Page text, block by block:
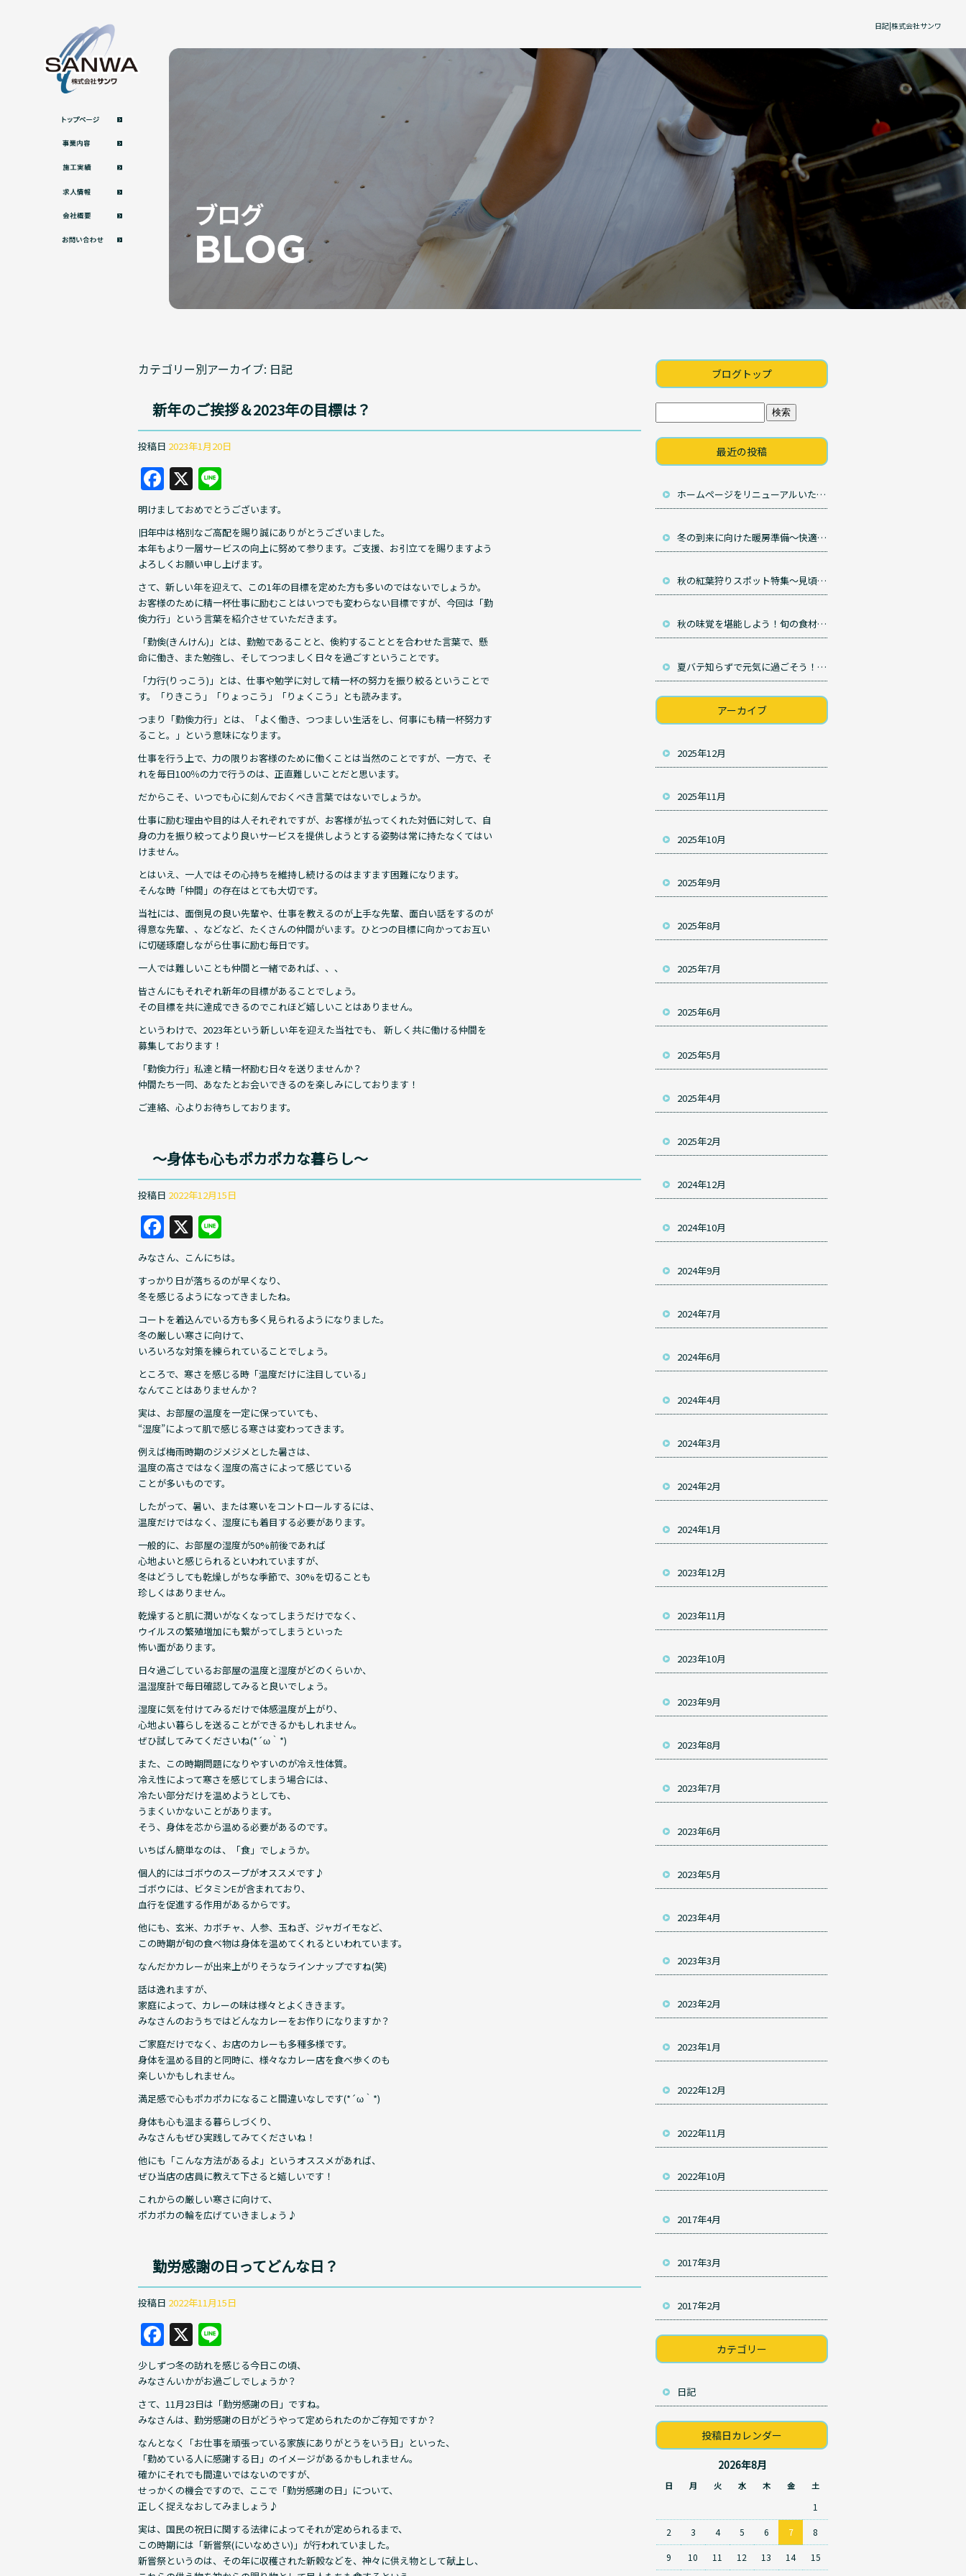
日記|株式会社サンワ
カテゴリー別アーカイブ: 日記
新年のご挨拶＆2023年の目標は？
投稿日 2023年1月20日
F
a
c
e
b
o
o
k
X
n
e
明けましておめでとうございます。
旧年中は格別なご高配を賜り誠にありがとうございました。
本年もより一層サービスの向上に努めて参ります。ご支援、お引立てを賜りますよう
よろしくお願い申し上げます。
さて、新しい年を迎えて、この1年の目標を定めた方も多いのではないでしょうか。
お客様のために精一杯仕事に励むことはいつでも変わらない目標ですが、今回は「勤
倹力行」という言葉を紹介させていただきます。
「勤倹(きんけん)」とは、勤勉であることと、倹約することとを合わせた言葉で、懸
命に働き、また勉強し、そしてつつましく日々を過ごすということです。
「力行(りっこう)」とは、仕事や勉学に対して精一杯の努力を振り絞るということで
す。「りきこう」「りょっこう」「りょくこう」とも読みます。
つまり「勤倹力行」とは、「よく働き、つつましい生活をし、何事にも精一杯努力す
ること。」という意味になります。
仕事を行う上で、力の限りお客様のために働くことは当然のことですが、一方で、そ
れを毎日100％の力で行うのは、正直難しいことだと思います。
だからこそ、いつでも心に刻んでおくべき言葉ではないでしょうか。
仕事に励む理由や目的は人それぞれですが、お客様が払ってくれた対価に対して、自
身の力を振り絞ってより良いサービスを提供しようとする姿勢は常に持たなくてはい
けません。
とはいえ、一人ではその心持ちを維持し続けるのはますます困難になります。
そんな時「仲間」の存在はとても大切です。
当社には、面倒見の良い先輩や、仕事を教えるのが上手な先輩、面白い話をするのが
得意な先輩、、などなど、たくさんの仲間がいます。ひとつの目標に向かってお互い
に切磋琢磨しながら仕事に励む毎日です。
一人では難しいことも仲間と一緒であれば、、、
皆さんにもそれぞれ新年の目標があることでしょう。
その目標を共に達成できるのでこれほど嬉しいことはありません。
というわけで、2023年という新しい年を迎えた当社でも、 新しく共に働ける仲間を
募集しております！
「勤倹力行」私達と精一杯励む日々を送りませんか？
仲間たち一同、あなたとお会いできるのを楽しみにしております！
ご連絡、心よりお待ちしております。
〜身体も心もポカポカな暮らし〜
投稿日 2022年12月15日
F
a
c
e
b
o
o
k
X
n
e
みなさん、こんにちは。
すっかり日が落ちるのが早くなり、
冬を感じるようになってきましたね。
コートを着込んでいる方も多く見られるようになりました。
冬の厳しい寒さに向けて、
いろいろな対策を練られていることでしょう。
ところで、寒さを感じる時「温度だけに注目している」
なんてことはありませんか？
実は、お部屋の温度を一定に保っていても、
“湿度”によって肌で感じる寒さは変わってきます。
例えば梅雨時期のジメジメとした暑さは、
温度の高さではなく湿度の高さによって感じている
ことが多いものです。
したがって、暑い、または寒いをコントロールするには、
温度だけではなく、湿度にも着目する必要があります。
一般的に、お部屋の湿度が50%前後であれば
心地よいと感じられるといわれていますが、
冬はどうしても乾燥しがちな季節で、30%を切ることも
珍しくはありません。
乾燥すると肌に潤いがなくなってしまうだけでなく、
ウイルスの繁殖増加にも繋がってしまうといった
怖い面があります。
日々過ごしているお部屋の温度と湿度がどのくらいか、
温湿度計で毎日確認してみると良いでしょう。
湿度に気を付けてみるだけで体感温度が上がり、
心地よい暮らしを送ることができるかもしれません。
ぜひ試してみてくださいね(*´ω｀*)
また、この時期問題になりやすいのが冷え性体質。
冷え性によって寒さを感じてしまう場合には、
冷たい部分だけを温めようとしても、
うまくいかないことがあります。
そう、身体を芯から温める必要があるのです。
いちばん簡単なのは、「食」でしょうか。
個人的にはゴボウのスープがオススメです♪
ゴボウには、ビタミンEが含まれており、
血行を促進する作用があるからです。
他にも、玄米、カボチャ、人参、玉ねぎ、ジャガイモなど、
この時期が旬の食べ物は身体を温めてくれるといわれています。
なんだかカレーが出来上がりそうなラインナップですね(笑)
話は逸れますが、
家庭によって、カレーの味は様々とよくききます。
みなさんのおうちではどんなカレーをお作りになりますか？
ご家庭だけでなく、お店のカレーも多種多様です。
身体を温める目的と同時に、様々なカレー店を食べ歩くのも
楽しいかもしれません。
満足感で心もポカポカになること間違いなしです(*´ω｀*)
身体も心も温まる暮らしづくり、
みなさんもぜひ実践してみてくださいね！
他にも「こんな方法があるよ」というオススメがあれば、
ぜひ当店の店員に教えて下さると嬉しいです！
これからの厳しい寒さに向けて、
ポカポカの輪を広げていきましょう♪
勤労感謝の日ってどんな日？
投稿日 2022年11月15日
F
a
c
e
b
o
o
k
X
n
e
少しずつ冬の訪れを感じる今日この頃、
みなさんいかがお過ごしでしょうか？
さて、11月23日は「勤労感謝の日」ですね。
みなさんは、勤労感謝の日がどうやって定められたのかご存知ですか？
なんとなく「お仕事を頑張っている家族にありがとうをいう日」といった、
「勤めている人に感謝する日」のイメージがあるかもしれません。
確かにそれでも間違いではないのですが、
せっかくの機会ですので、ここで「勤労感謝の日」について、
正しく捉えなおしてみましょう♪
実は、国民の祝日に関する法律によってそれが定められるまで、
この時期には「新嘗祭(にいなめさい)」が行われていました。
新嘗祭というのは、その年に収穫された新穀などを、神々に供え物として献上し、
ブログトップ
最近の投稿
ホームページをリニューアルいたしました。
冬の到来に向けた暖房準備～快適と省エネを両立させる～
秋の紅葉狩りスポット特集～見頃を狙って訪問しよう～
秋の味覚を堪能しよう！旬の食材で作る簡単レシピ
夏バテ知らずで元気に過ごそう！暑さに負けない体作りのコツ
アーカイブ
2025年12月
2025年11月
2025年10月
2025年9月
2025年8月
2025年7月
2025年6月
2025年5月
2025年4月
2025年2月
2024年12月
2024年10月
2024年9月
2024年7月
2024年6月
2024年4月
2024年3月
2024年2月
2024年1月
2023年12月
2023年11月
2023年10月
2023年9月
2023年8月
2023年7月
2023年6月
2023年5月
2023年4月
2023年3月
2023年2月
2023年1月
2022年12月
2022年11月
2022年10月
2017年4月
2017年3月
2017年2月
カテゴリー
日記
投稿日カレンダー
2026年8月
日 月 火 水 木 金 土
1
2 3 4 5 6 7 8
9 10 11 12 13 14 15